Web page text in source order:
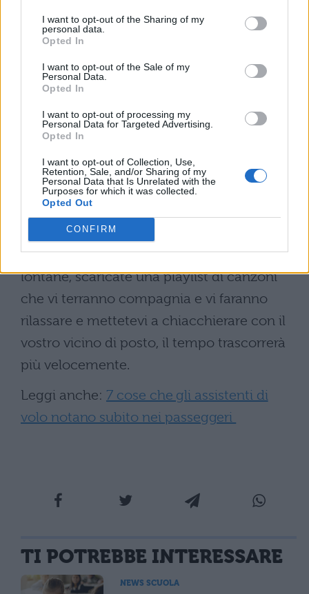
I want to opt-out of the Sharing of my
personal data.
Opted In
I want to opt-out of the Sale of my
Personal Data.
Opted In
I want to opt-out of processing my
Personal Data for Targeted Advertising.
Opted In
I want to opt-out of Collection, Use,
Retention, Sale, and/or Sharing of my
Personal Data that Is Unrelated with the
Purposes for which it was collected.
Opted Out
CONFIRM
consigli
quest’ostacolo che non vi permette di salire
andare da uno specialista e con qualche
seduta potreste risolvere il vostro problema.
Lavorate sulla respirazione, imparate delle
tecniche nuove che possono essere molto
utili in circostanze come queste. Se dovete
necessariamente salire su un aereo per un
importante viaggio di lavoro verso mete
lontane, scaricate una playlist di canzoni
che vi terranno compagnia e vi faranno
rilassare e mettetevi a chiacchierare con il
vostro vicino di posto, il tempo trascorrerà
più velocemente.
Leggi anche: 7 cose che gli assistenti di
volo notano subito nei passeggeri
TI POTREBBE INTERESSARE
NEWS SCUOLA